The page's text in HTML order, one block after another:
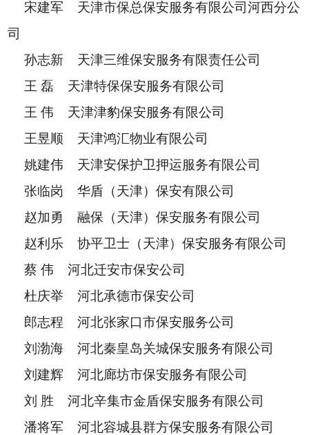
宋建军 天津市保总保安服务有限公司河西分公
司
孙志新 天津三维保安服务有限责任公司
王 磊 天津特保保安服务有限公司
王 伟 天津津豹保安服务有限公司
王昱顺 天津鸿汇物业有限公司
姚建伟 天津安保护卫押运服务有限公司
张临岗 华盾（天津）保安有限公司
赵加勇 融保（天津）保安服务有限公司
赵利乐 协平卫士（天津）保安服务有限公司
蔡 伟 河北迁安市保安公司
杜庆举 河北承德市保安公司
郎志程 河北张家口市保安服务公司
刘渤海 河北秦皇岛关城保安服务有限公司
刘建辉 河北廊坊市保安服务有限公司
刘 胜 河北辛集市金盾保安服务有限公司
潘将军 河北容城县群方保安服务有限公司